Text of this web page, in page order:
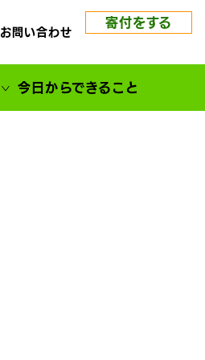
お問い合わせ
寄付をする
今日からできること